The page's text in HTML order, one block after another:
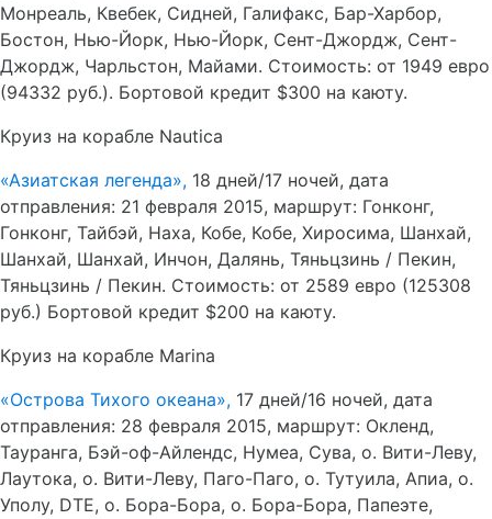
Монреаль, Квебек, Сидней, Галифакс, Бар-Харбор,
Бостон, Нью-Йорк, Нью-Йорк, Сент-Джордж, Сент-
Джордж, Чарльстон, Майами. Стоимость: от 1949 евро
(94332 руб.). Бортовой кредит $300 на каюту.
Круиз на корабле Nautica
«Азиатская легенда», 18 дней/17 ночей, дата
отправления: 21 февраля 2015, маршрут: Гонконг,
Гонконг, Тайбэй, Наха, Кобе, Кобе, Хиросима, Шанхай,
Шанхай, Шанхай, Инчон, Далянь, Тяньцзинь / Пекин,
Тяньцзинь / Пекин. Стоимость: от 2589 евро (125308
руб.) Бортовой кредит $200 на каюту.
Круиз на корабле Marina
«Острова Тихого океана», 17 дней/16 ночей, дата
отправления: 28 февраля 2015, маршрут: Окленд,
Тауранга, Бэй-оф-Айлендс, Нумеа, Сува, о. Вити-Леву,
Лаутока, о. Вити-Леву, Паго-Паго, о. Тутуила, Апиа, о.
Уполу, DTE, о. Бора-Бора, о. Бора-Бора, Папеэте,